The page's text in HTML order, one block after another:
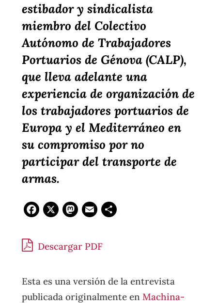
estibador y sindicalista
miembro del Colectivo
Autónomo de Trabajadores
Portuarios de Génova (CALP),
que lleva adelante una
experiencia de organización de
los trabajadores portuarios de
Europa y el Mediterráneo en
su compromiso por no
participar del transporte de
armas.
Facebook
X Mastodon
Email
Descargar PDF
Esta es una versión de la entrevista
publicada originalmente en Machina-